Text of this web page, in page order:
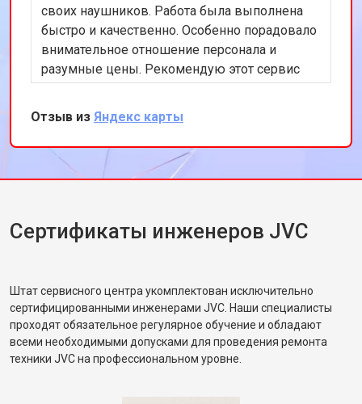
своих наушников. Работа была выполнена
быстро и качественно. Особенно порадовало
внимательное отношение персонала и
разумные цены. Рекомендую этот сервис
всем, кто ищет надежный ремонт
аудиотехники.
Отзыв из Яндекс карты
Сертификаты инженеров JVC
Штат сервисного центра укомплектован исключительно
сертифицированными инженерами JVC. Наши специалисты
проходят обязательное регулярное обучение и обладают
всеми необходимыми допусками для проведения ремонта
техники JVC на профессиональном уровне.